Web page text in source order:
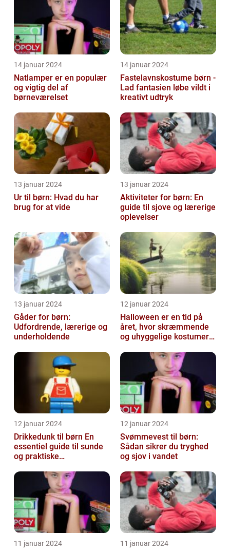
14 januar 2024
Natlamper er en populær
og vigtig del af
børneværelset
14 januar 2024
Fastelavnskostume børn -
Lad fantasien løbe vildt i
kreativt udtryk
13 januar 2024
Ur til børn: Hvad du har
brug for at vide
13 januar 2024
Aktiviteter for børn: En
guide til sjove og lærerige
oplevelser
13 januar 2024
Gåder for børn:
Udfordrende, lærerige og
underholdende
12 januar 2024
Halloween er en tid på
året, hvor skræmmende
og uhyggelige kostumer
12 januar 2024
Drikkedunk til børn En
essentiel guide til sunde
og praktiske
12 januar 2024
Svømmevest til børn:
Sådan sikrer du tryghed
og sjov i vandet
11 januar 2024 11 januar 2024